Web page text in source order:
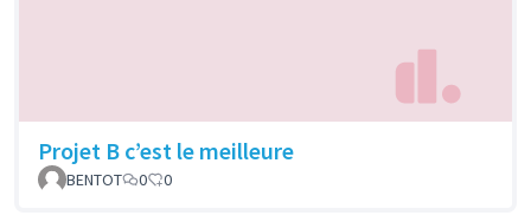
Projet B c’est le meilleure
BENTOT 0 0